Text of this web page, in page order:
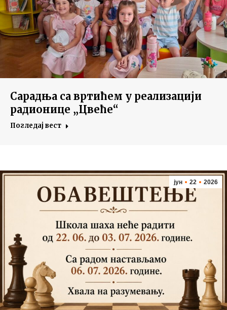
Сарадња са вртићем у реализацији
радионице „Цвеће“
Погледај вест
јун 22 2026